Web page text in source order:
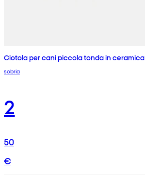
Ciotola per cani piccola tonda in ceramica
sobria
2
50
€